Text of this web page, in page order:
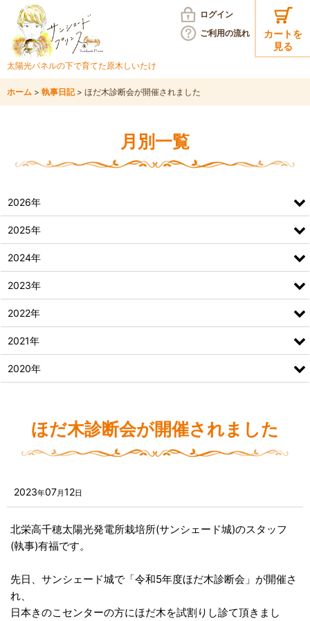
太陽光パネルの下で育てた原木しいたけ
カートを
見る
ログイン
ご利用の流れ
ホーム > 執事日記 > ほだ木診断会が開催されました
ほだ木診断会が開催されました
2023年07月12日
北栄高千穂太陽光発電所栽培所(サンシェード城)のスタッフ
(執事)有福です。
先日、サンシェード城で「令和5年度ほだ木診断会」が開催さ
れ、
日本きのこセンターの方にほだ木を試割りし診て頂きまし
月別一覧
2026年
2025年
2024年
2023年
2022年
2021年
2020年